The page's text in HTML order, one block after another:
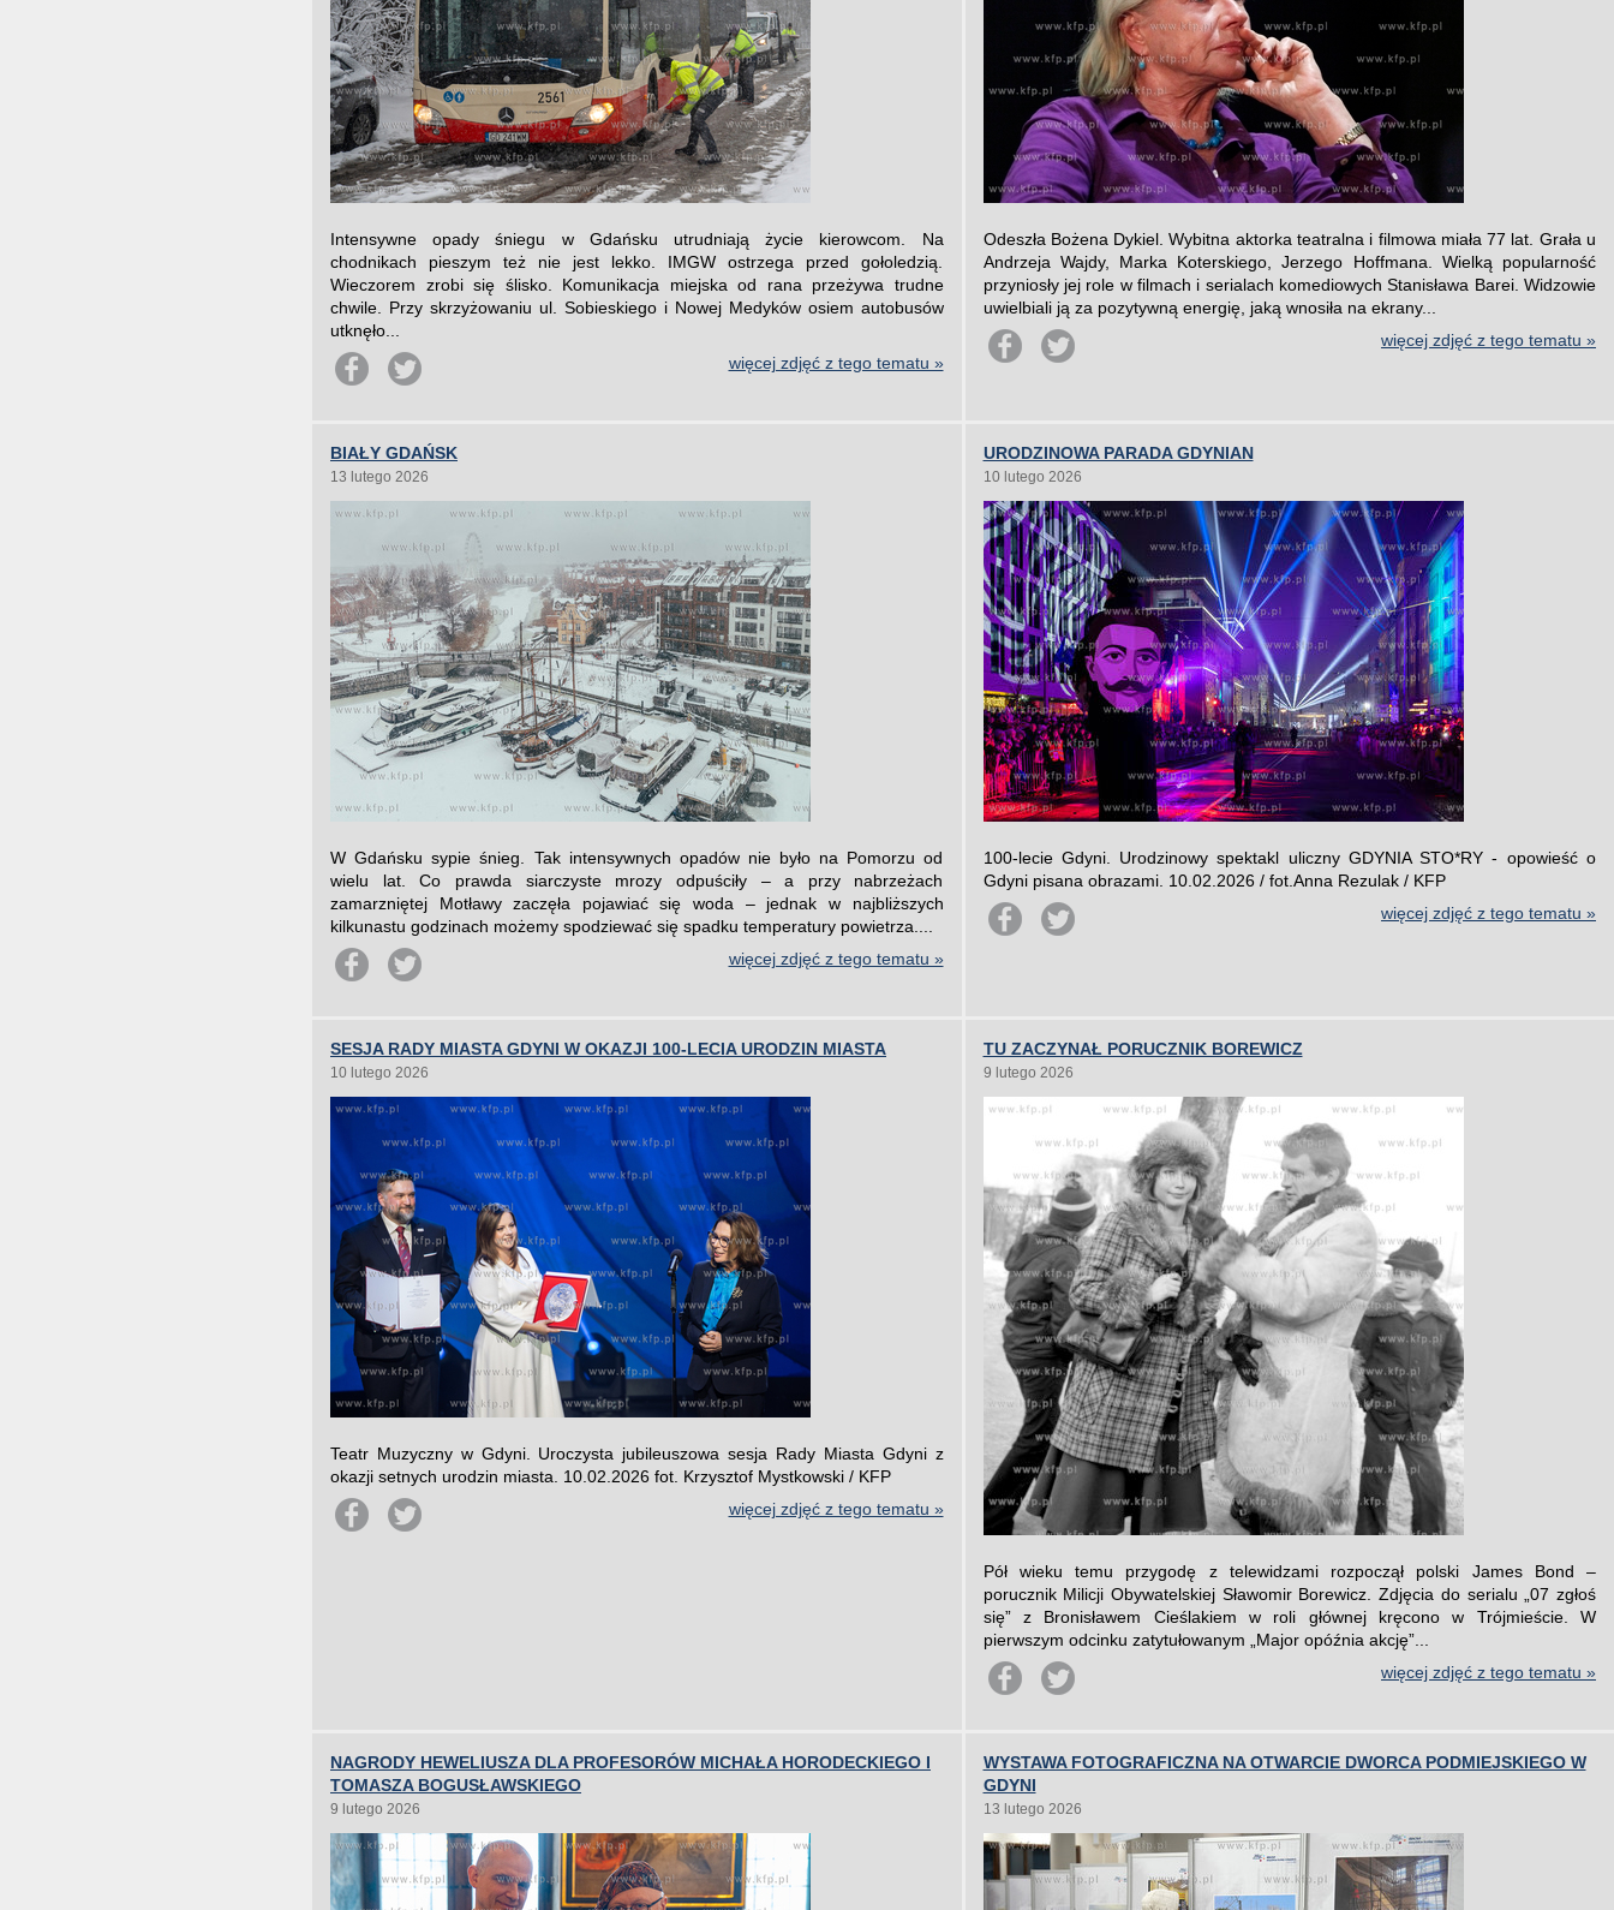
Intensywne opady śniegu w Gdańsku utrudniają życie kierowcom. Na
chodnikach pieszym też nie jest lekko. IMGW ostrzega przed gołoledzią.
Wieczorem zrobi się ślisko. Komunikacja miejska od rana przeżywa trudne
chwile. Przy skrzyżowaniu ul. Sobieskiego i Nowej Medyków osiem autobusów
utknęło...
więcej zdjęć z tego tematu »
Odeszła Bożena Dykiel. Wybitna aktorka teatralna i filmowa miała 77 lat. Grała u
Andrzeja Wajdy, Marka Koterskiego, Jerzego Hoffmana. Wielką popularność
przyniosły jej role w filmach i serialach komediowych Stanisława Barei. Widzowie
uwielbiali ją za pozytywną energię, jaką wnosiła na ekrany...
więcej zdjęć z tego tematu »
BIAŁY GDAŃSK
13 lutego 2026
W Gdańsku sypie śnieg. Tak intensywnych opadów nie było na Pomorzu od
wielu lat. Co prawda siarczyste mrozy odpuściły – a przy nabrzeżach
zamarzniętej Motławy zaczęła pojawiać się woda – jednak w najbliższych
kilkunastu godzinach możemy spodziewać się spadku temperatury powietrza....
więcej zdjęć z tego tematu »
URODZINOWA PARADA GDYNIAN
10 lutego 2026
100-lecie Gdyni. Urodzinowy spektakl uliczny GDYNIA STO*RY - opowieść o
Gdyni pisana obrazami. 10.02.2026 / fot.Anna Rezulak / KFP
więcej zdjęć z tego tematu »
SESJA RADY MIASTA GDYNI W OKAZJI 100-LECIA URODZIN MIASTA
10 lutego 2026
Teatr Muzyczny w Gdyni. Uroczysta jubileuszowa sesja Rady Miasta Gdyni z
okazji setnych urodzin miasta. 10.02.2026 fot. Krzysztof Mystkowski / KFP
więcej zdjęć z tego tematu »
TU ZACZYNAŁ PORUCZNIK BOREWICZ
9 lutego 2026
Pół wieku temu przygodę z telewidzami rozpoczął polski James Bond –
porucznik Milicji Obywatelskiej Sławomir Borewicz. Zdjęcia do serialu „07 zgłoś
się” z Bronisławem Cieślakiem w roli głównej kręcono w Trójmieście. W
pierwszym odcinku zatytułowanym „Major opóźnia akcję”...
więcej zdjęć z tego tematu »
NAGRODY HEWELIUSZA DLA PROFESORÓW MICHAŁA HORODECKIEGO I
TOMASZA BOGUSŁAWSKIEGO
9 lutego 2026
WYSTAWA FOTOGRAFICZNA NA OTWARCIE DWORCA PODMIEJSKIEGO W
GDYNI
13 lutego 2026